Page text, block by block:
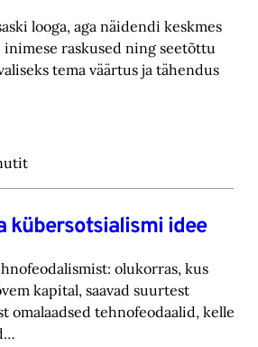
looga, aga näidendi keskmes
raskused ning ‎seetõttu
tema väärtus ja tähendus
kübersotsialismi idee
olukorras, kus
kapital, saavad suurtest
omalaadsed tehnofeodaalid, kelle